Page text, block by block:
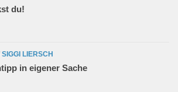
du!
SIGGI LIERSCH
in eigener Sache